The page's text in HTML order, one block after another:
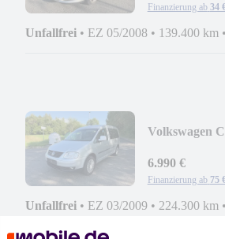
Finanzierung ab 34
Unfallfrei • EZ 05/2008 • 139.400 km •
Volkswagen
6.990 €
Finanzierung ab 75
Unfallfrei • EZ 03/2009 • 224.300 km •